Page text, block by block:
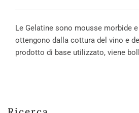
Le Gelatine sono mousse morbide
ottengono dalla cottura del vino e
prodotto di base utilizzato, viene